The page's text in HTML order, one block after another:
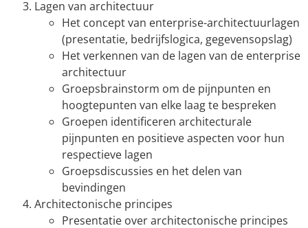
Lagen van architectuur
Het concept van enterprise-architectuurlagen
(presentatie, bedrijfslogica, gegevensopslag)
Het verkennen van de lagen van de enterprise
architectuur
Groepsbrainstorm om de pijnpunten en
hoogtepunten van elke laag te bespreken
Groepen identificeren architecturale
pijnpunten en positieve aspecten voor hun
respectieve lagen
Groepsdiscussies en het delen van
bevindingen
Architectonische principes
Presentatie over architectonische principes